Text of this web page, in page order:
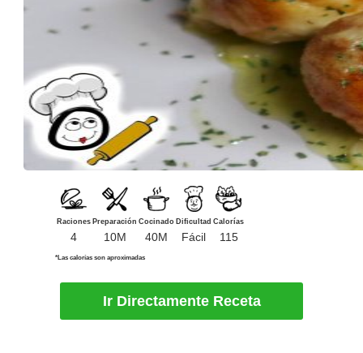
Raciones
4
Preparación
10M
Cocinado
40M
Dificultad
Fácil
Calorías
115
*Las calorías son aproximadas
Ir Directamente Receta